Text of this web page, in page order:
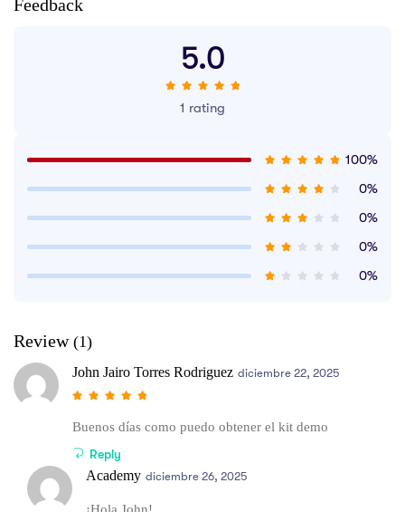
Feedback
5.0
1 rating
100%
0%
0%
0%
0%
Review (1)
John Jairo Torres Rodriguez diciembre 22, 2025
Buenos días como puedo obtener el kit demo
Reply
Academy diciembre 26, 2025